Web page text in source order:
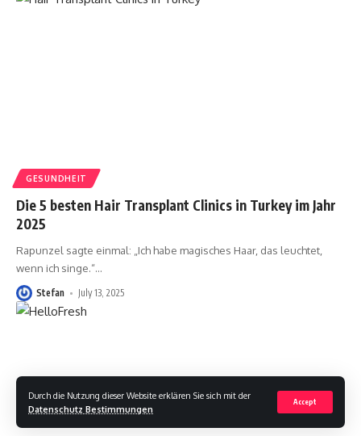
Durch die Nutzung dieser Website erklären Sie sich mit der
Datenschutz Bestimmungen
Accept
GESUNDHEIT
Die 5 besten Hair Transplant Clinics in Turkey im Jahr
2025
Rapunzel sagte einmal: „Ich habe magisches Haar, das leuchtet,
wenn ich singe.“…
Stefan July 13, 2025